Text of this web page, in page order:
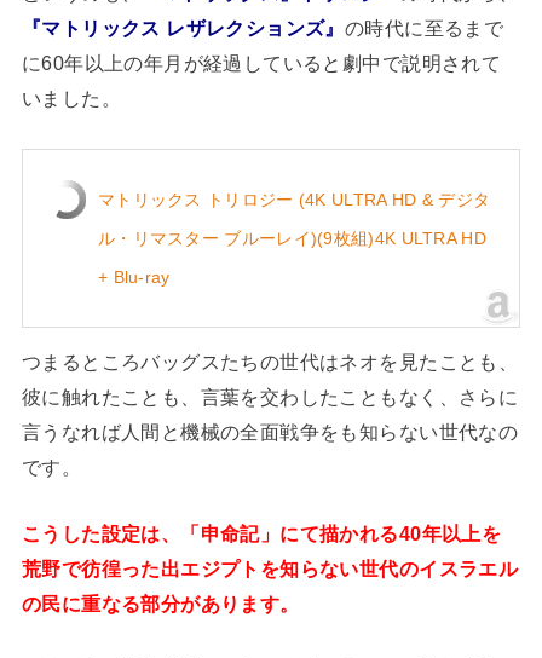
『マトリックス レザレクションズ』 の時代に至るまで
に60年以上の年月が経過していると劇中で説明されて
いました。
マトリックス トリロジー (4K ULTRA HD & デジタ
ル・リマスター ブルーレイ)(9枚組)4K ULTRA HD
+ Blu-ray
つまるところバッグスたちの世代はネオを見たことも、
彼に触れたことも、言葉を交わしたこともなく、さらに
言うなれば人間と機械の全面戦争をも知らない世代なの
です。
こうした設定は、「申命記」にて描かれる40年以上を
荒野で彷徨った出エジプトを知らない世代のイスラエル
の民に重なる部分があります。